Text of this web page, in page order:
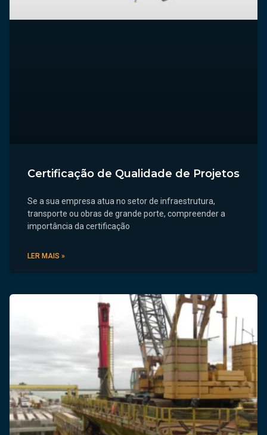
Certificação de Qualidade de Projetos
Se a sua empresa atua no setor de infraestrutura,
transporte ou obras de grande porte, compreender a
importância da certificação
LER MAIS »